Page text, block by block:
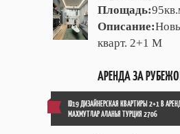
Площадь:
Описание:
кварт. 2+1 М
АРЕНДА ЗА
ID19 ДИЗАЙНЕРСКАЯ КВАРТИРЫ 2+1 В
МАХМУТЛАР АЛАНЬЯ ТУРЦИЯ 2706